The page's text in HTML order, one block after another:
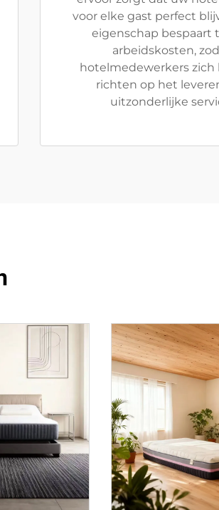
voor elke gast perfect
eigenschap bespaart
arbeidskosten,
hotelmedewerkers zich
richten op het
uitzonderlijke